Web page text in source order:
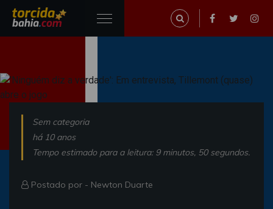
Sem categoria
há 10 anos
Tempo estimado para a leitura: 9 minutos, 50 segundos.
Postado por - Newton Duarte